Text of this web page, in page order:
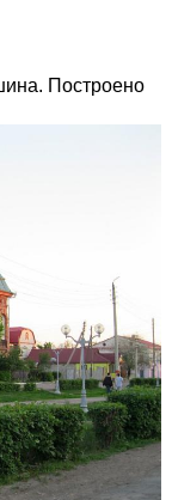
Построено